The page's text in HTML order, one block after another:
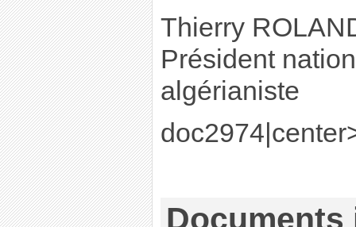
Thierry
Président
algérianiste
Documents